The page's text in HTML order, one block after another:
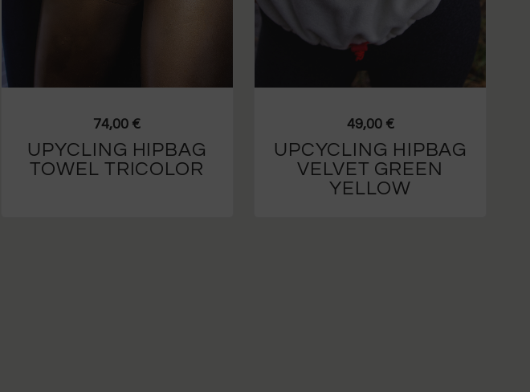
74,00 €
UPYCLING HIPBAG
TOWEL TRICOLOR
49,00 €
UPCYCLING HIPBAG
VELVET GREEN
YELLOW